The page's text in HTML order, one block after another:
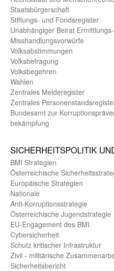
Staats­bürger­schaft
Stiftungs- und Fonds­register
Unab­hängiger Beirat
Misshandlungs­vorwürfe
Volks­abstimmungen
Volks­befragung
Volks­begehren
Wahlen
Zentrales Melde­register
Zentrales
Bundes­amt zur
bekämpfung
SICHER­HEITS­POLITIK
BMI Strategien
Öster­reichische
Europäische Strategien
Nationale
Anti-Korruptions­strategie
Öster­reichische Jugend­strategie
EU-Engagement des BMI
Cybersicherheit
Schutz kritischer Infra­struktur
Zivil - militärische
Sicherheits­bericht